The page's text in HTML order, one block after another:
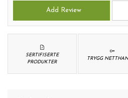
Add Review
TRYGG
SERTIFISERTE
PRODUKTER